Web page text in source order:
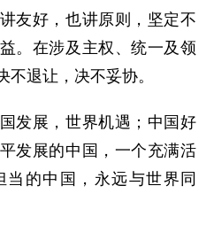
好，也讲原则，坚定不
。在涉及主权、统一及领
退让，决不妥协。
展，世界机遇；中国好
发展的中国，一个充满活
的中国，永远与世界同